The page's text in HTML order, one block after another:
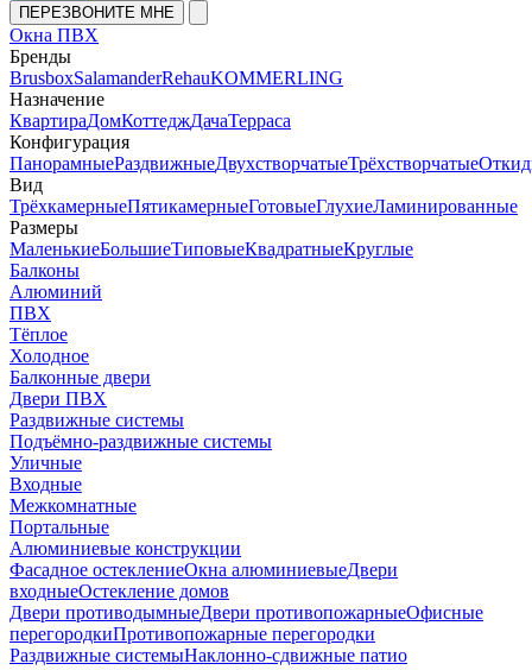
ПЕРЕЗВОНИТЕ МНЕ
Окна ПВХ
Бренды
BrusboxSalamanderRehauKOMMERLING
Назначение
КвартираДомКоттеджДачаТерраса
Конфигурация
ПанорамныеРаздвижныеДвухстворчатыеТрёхстворчатые
Вид
ТрёхкамерныеПятикамерныеГотовыеГлухиеЛаминированные
Размеры
МаленькиеБольшиеТиповыеКвадратныеКруглые
Балконы
Алюминий
ПВХ
Тёплое
Холодное
Балконные двери
Двери ПВХ
Раздвижные системы
Подъёмно-раздвижные системы
Уличные
Входные
Межкомнатные
Портальные
Алюминиевые конструкции
Фасадное остеклениеОкна алюминиевыеДвери
входныеОстекление домов
Двери противодымныеДвери противопожарныеОфисные
перегородкиПротивопожарные перегородки
Раздвижные системыНаклонно-сдвижные патио